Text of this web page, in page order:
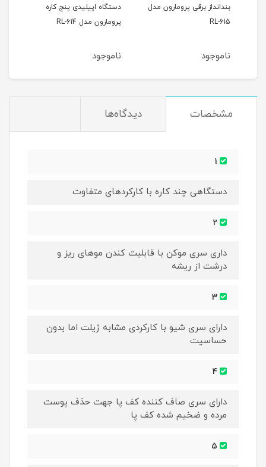
بندانداز برقی پرومارون مدل
RL-615
ناموجود
دستگاه اپیلیدی پنج کاره
پرومارون مدل RL-614
ناموجود
مشخصات دیدگاه‌ها
دستگاهی چند کاره با کارکردهای متفاوت
داری سری موکن با قابلیت کندن موهای ریز و
درشت از ریشه
دارای سری شیو با کارکردی مشابه ژیلت اما بدون
حساسیت
دارای سری صاف کننده کف پا جهت حذف پوست
مرده و ضخیم شده کف پا